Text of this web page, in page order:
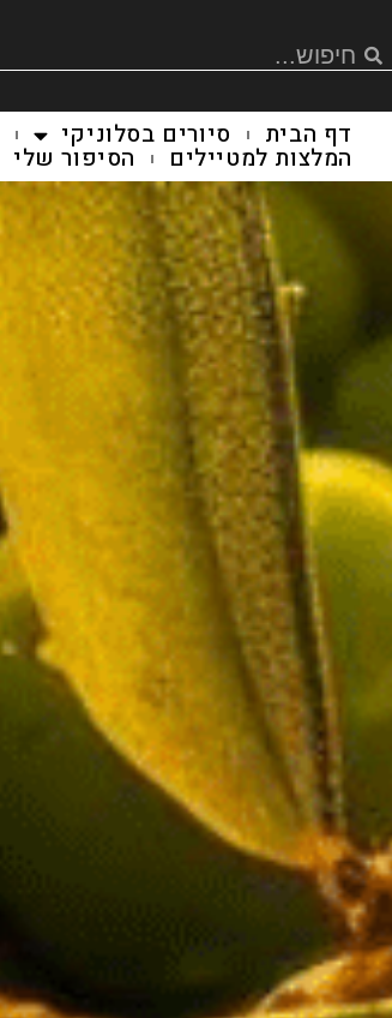
דף הבית סיורים בסלוניקי
המלצות למטיילים הסיפור שלי